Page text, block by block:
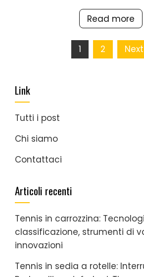
Read more
1 2 Next
Link
Tutti i post
Chi siamo
Contattaci
Articoli recenti
Tennis in carrozzina:
classificazione, strumenti di
innovazioni
Tennis in sedia a rotelle: